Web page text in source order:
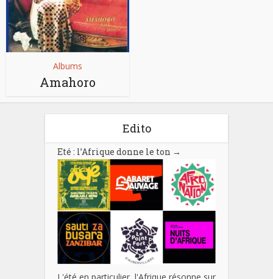
Albums
Amahoro
Edito
Eté : l’Afrique donne le ton →